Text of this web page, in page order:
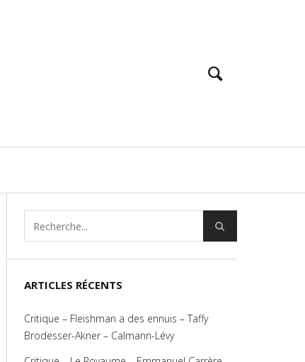
ARTICLES RÉCENTS
Critique – Fleishman a des ennuis – Taffy
Brodesser-Akner – Calmann-Lévy